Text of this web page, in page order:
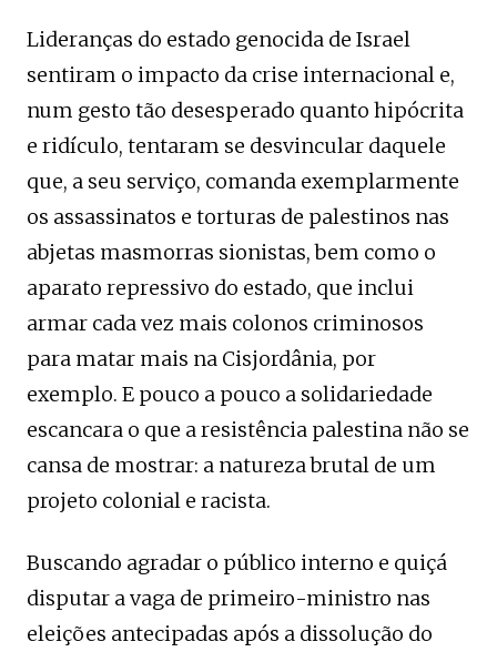
Lideranças do estado genocida de Israel
sentiram o impacto da crise internacional e,
num gesto tão desesperado quanto hipócrita
e ridículo, tentaram se desvincular daquele
que, a seu serviço, comanda exemplarmente
os assassinatos e torturas de palestinos nas
abjetas masmorras sionistas, bem como o
aparato repressivo do estado, que inclui
armar cada vez mais colonos criminosos
para matar mais na Cisjordânia, por
exemplo. E pouco a pouco a solidariedade
escancara o que a resistência palestina não se
cansa de mostrar: a natureza brutal de um
projeto colonial e racista.
Buscando agradar o público interno e quiçá
disputar a vaga de primeiro-ministro nas
eleições antecipadas após a dissolução do